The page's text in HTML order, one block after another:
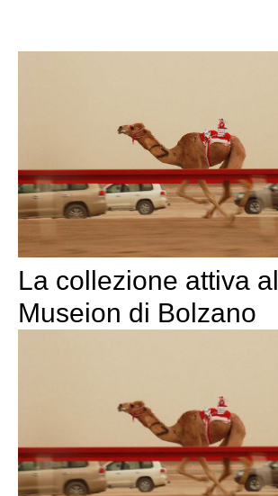
La collezione attiva al
Museion di Bolzano